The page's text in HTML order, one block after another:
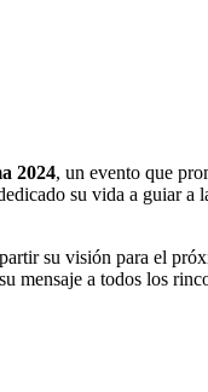
2024, un evento que
su vida a guiar a
su visión para el
mensaje a todos los